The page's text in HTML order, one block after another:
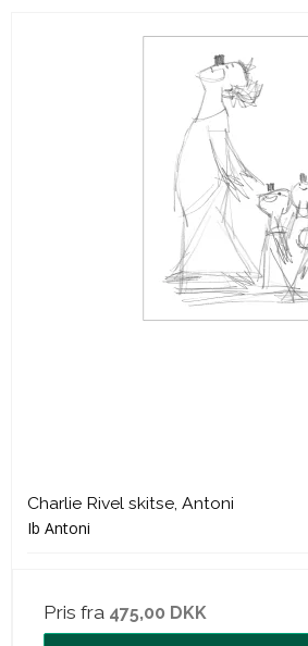
Charlie Rivel skitse, Antoni
Ib Antoni
Pris fra 475,00 DKK